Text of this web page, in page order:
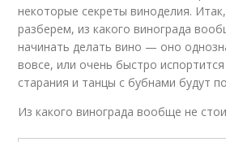
некоторые секреты виноделия.
разберем, из какого винограда
начинать делать вино — оно
вовсе, или очень быстро
старания и танцы с бубнами будут
Из какого винограда вообще не